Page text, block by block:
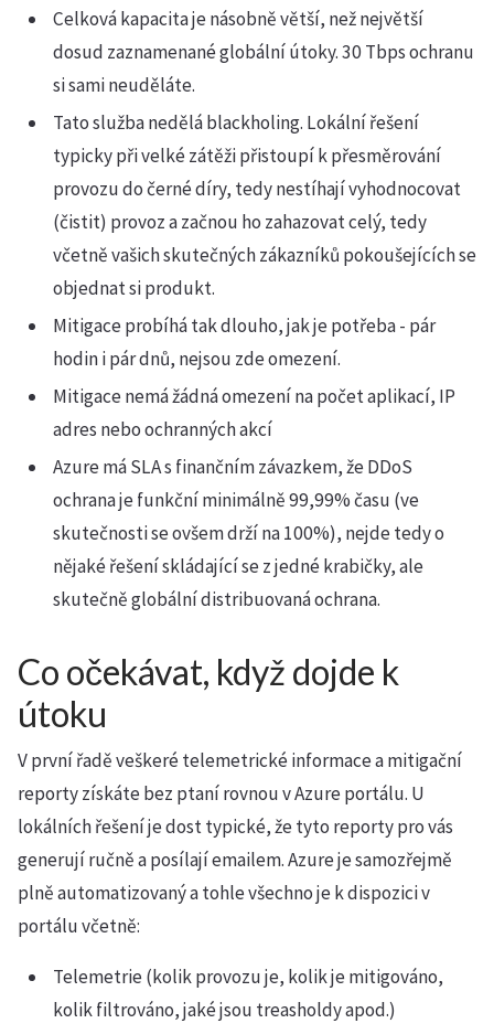
Celková kapacita je násobně větší, než největší
dosud zaznamenané globální útoky. 30 Tbps ochranu
si sami neuděláte.
Tato služba nedělá blackholing. Lokální řešení
typicky při velké zátěži přistoupí k přesměrování
provozu do černé díry, tedy nestíhají vyhodnocovat
(čistit) provoz a začnou ho zahazovat celý, tedy
včetně vašich skutečných zákazníků pokoušejících se
objednat si produkt.
Mitigace probíhá tak dlouho, jak je potřeba - pár
hodin i pár dnů, nejsou zde omezení.
Mitigace nemá žádná omezení na počet aplikací, IP
adres nebo ochranných akcí
Azure má SLA s finančním závazkem, že DDoS
ochrana je funkční minimálně 99,99% času (ve
skutečnosti se ovšem drží na 100%), nejde tedy o
nějaké řešení skládající se z jedné krabičky, ale
skutečně globální distribuovaná ochrana.
Co očekávat, když dojde k
útoku
V první řadě veškeré telemetrické informace a mitigační
reporty získáte bez ptaní rovnou v Azure portálu. U
lokálních řešení je dost typické, že tyto reporty pro vás
generují ručně a posílají emailem. Azure je samozřejmě
plně automatizovaný a tohle všechno je k dispozici v
portálu včetně:
Telemetrie (kolik provozu je, kolik je mitigováno,
kolik filtrováno, jaké jsou treasholdy apod.)